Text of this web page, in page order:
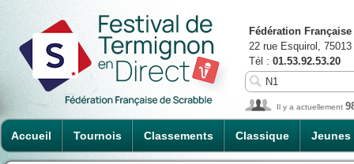
Accueil Tournois Classements Classique Jeunes
Fédération
22 rue Esquirol,
Tél : 01.53.92.53.20
Il y a actuellement